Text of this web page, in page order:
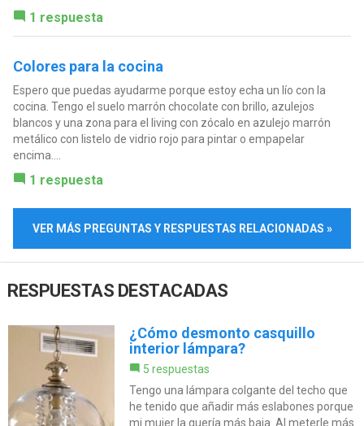
1 respuesta
Colores para la cocina
Espero que puedas ayudarme porque estoy echa un lío con la
cocina. Tengo el suelo marrón chocolate con brillo, azulejos
blancos y una zona para el living con zócalo en azulejo marrón
metálico con listelo de vidrio rojo para pintar o empapelar
encima....
1 respuesta
VER MÁS PREGUNTAS Y RESPUESTAS RELACIONADAS »
RESPUESTAS DESTACADAS
¿Cómo desmonto casquillo
interior lámpara?
5 respuestas
Tengo una lámpara colgante del techo que
he tenido que añadir más eslabones porque
mi mujer la quería más baja. Al meterle más